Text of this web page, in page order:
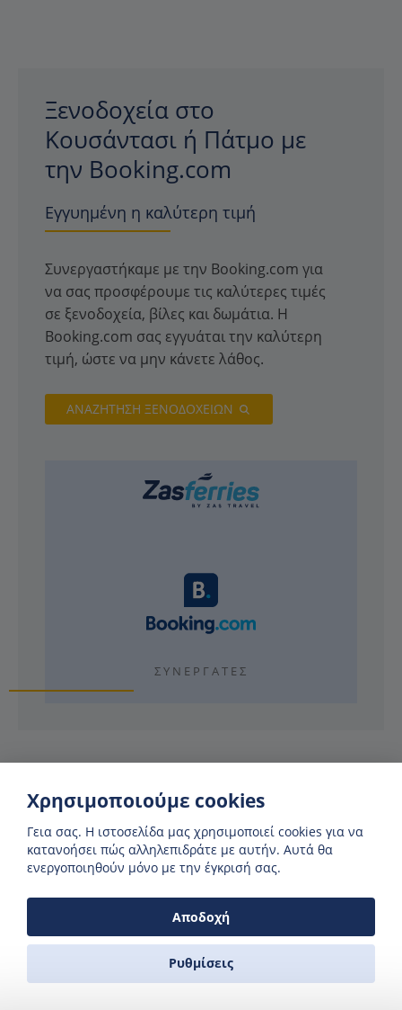
Ξενοδοχεία στο
Κουσάντασι ή Πάτμο με
την Booking.com
Εγγυημένη η καλύτερη τιμή
Συνεργαστήκαμε με την Booking.com για
να σας προσφέρουμε τις καλύτερες τιμές
σε ξενοδοχεία, βίλες και δωμάτια. Η
Booking.com σας εγγυάται την καλύτερη
τιμή, ώστε να μην κάνετε λάθος.
ΑΝΑΖΗΤΗΣΗ ΞΕΝΟΔΟΧΕΙΩΝ
ΣΥΝΕΡΓΆΤΕΣ
Γιατί να χρησιμοποιήσετε τη Zas
Ferries;
ΔΕΙΤΕ ΑΝ ΥΠΑΡΧΟΥΝ ΔΙΑΘΕΣΗΜΑ ΔΡΟΜΟΛΟΓΙΑ
συγκεκριμένο δρομολόγιο πριν κάνετε αναζήτηση
Χρησιμοποιούμε cookies
Γεια σας. H ιστοσελίδα μας χρησιμοποιεί cookies για να
κατανοήσει πώς αλληλεπιδράτε με αυτήν. Αυτά θα
ενεργοποιηθούν μόνο με την έγκρισή σας.
Αποδοχή
Ρυθμίσεις